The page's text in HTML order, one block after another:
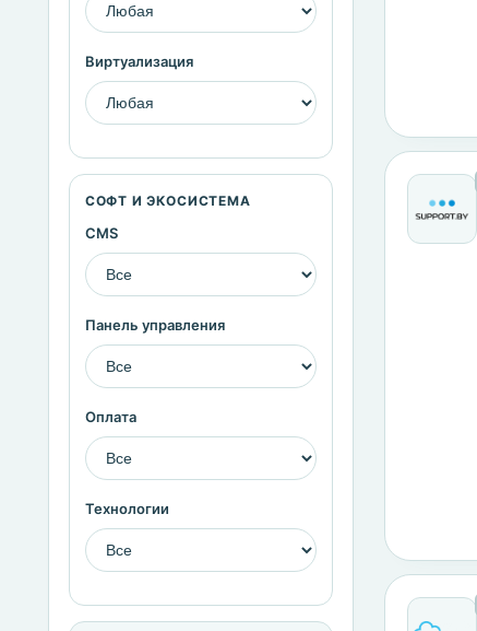
Виртуализация
СОФТ И ЭКОСИСТЕМА
CMS
Панель управления
Оплата
Технологии